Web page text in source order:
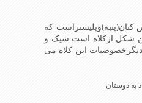
کتان(پنبه)وپلیستراست که
که مناسب این شکل ازکلاه است شیک و
این کلاه می
به دوستان